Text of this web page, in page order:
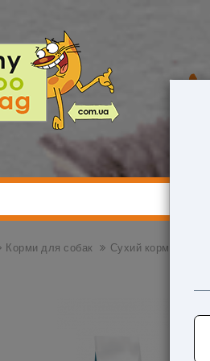
Корми для собак Сухий корм Royal